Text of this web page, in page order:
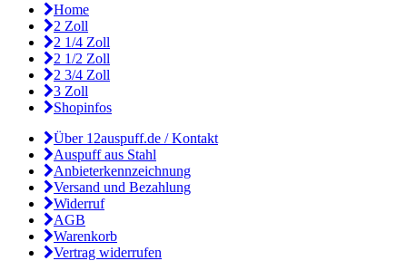
Home
2 Zoll
2 1/4 Zoll
2 1/2 Zoll
2 3/4 Zoll
3 Zoll
Shopinfos
Über 12auspuff.de / Kontakt
Auspuff aus Stahl
Anbieterkennzeichnung
Versand und Bezahlung
Widerruf
AGB
Warenkorb
Vertrag widerrufen